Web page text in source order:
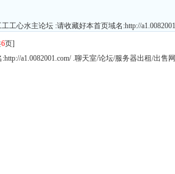
工工心水主论坛 :请收藏好本首页域名:http://
6页]
a1.0082001.com/ .聊天室/论坛/服务器出租/出